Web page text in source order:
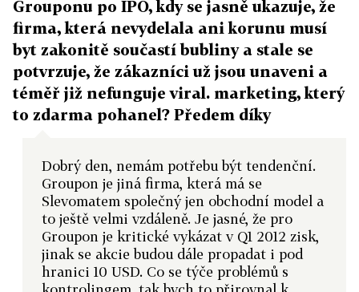
Grouponu po IPO, kdy se jasně ukazuje, že
firma, která nevydelala ani korunu musí
byt zakonitě součastí bubliny a stale se
potvrzuje, že zákazníci už jsou unaveni a
téměř již nefunguje viral. marketing, který
to zdarma pohanel? Předem díky
Dobrý den, nemám potřebu být tendenční.
Groupon je jiná firma, která má se
Slevomatem společný jen obchodní model a
to ještě velmi vzdáleně. Je jasné, že pro
Groupon je kritické vykázat v Q1 2012 zisk,
jinak se akcie budou dále propadat i pod
hranici 10 USD. Co se týče problémů s